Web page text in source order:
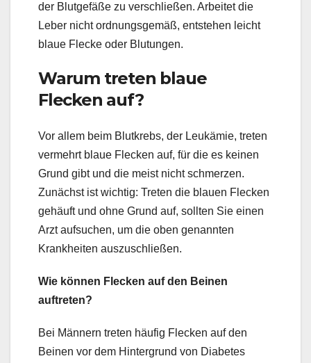
der Blutgefäße zu verschließen. Arbeitet die
Leber nicht ordnungsgemäß, entstehen leicht
blaue Flecke oder Blutungen.
Warum treten blaue
Flecken auf?
Vor allem beim Blutkrebs, der Leukämie, treten
vermehrt blaue Flecken auf, für die es keinen
Grund gibt und die meist nicht schmerzen.
Zunächst ist wichtig: Treten die blauen Flecken
gehäuft und ohne Grund auf, sollten Sie einen
Arzt aufsuchen, um die oben genannten
Krankheiten auszuschließen.
Wie können Flecken auf den Beinen
auftreten?
Bei Männern treten häufig Flecken auf den
Beinen vor dem Hintergrund von Diabetes